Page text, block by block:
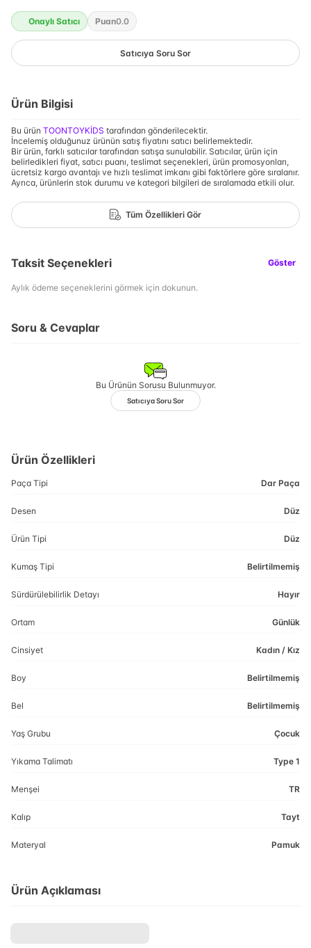
Onaylı Satıcı Puan0.0
Satıcıya Soru Sor
Ürün Bilgisi
Bu ürün TOONTOYKİDS tarafından gönderilecektir.
İncelemiş olduğunuz ürünün satış fiyatını satıcı belirlemektedir.
Bir ürün, farklı satıcılar tarafından satışa sunulabilir. Satıcılar, ürün için
belirledikleri fiyat, satıcı puanı, teslimat seçenekleri, ürün promosyonları,
ücretsiz kargo avantajı ve hızlı teslimat imkanı gibi faktörlere göre sıralanır.
Ayrıca, ürünlerin stok durumu ve kategori bilgileri de sıralamada etkili olur.
Tüm Özellikleri Gör
Taksit Seçenekleri Göster
Aylık ödeme seçeneklerini görmek için dokunun.
Soru & Cevaplar
Bu Ürünün Sorusu Bulunmuyor.
Satıcıya Soru Sor
Ürün Özellikleri
Paça Tipi Dar Paça
Desen Düz
Ürün Tipi Düz
Kumaş Tipi Belirtilmemiş
Sürdürülebilirlik Detayı Hayır
Ortam Günlük
Cinsiyet Kadın / Kız
Boy Belirtilmemiş
Bel Belirtilmemiş
Yaş Grubu Çocuk
Yıkama Talimatı Type 1
Menşei TR
Kalıp Tayt
Materyal Pamuk
Ürün Açıklaması